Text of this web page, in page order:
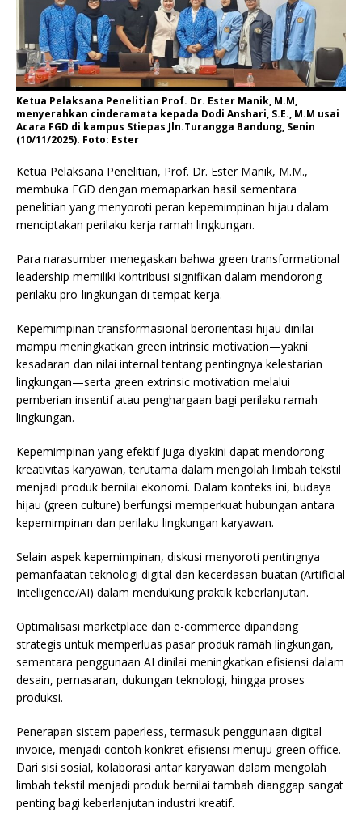
Ketua Pelaksana Penelitian Prof. Dr. Ester Manik, M.M,
menyerahkan cinderamata kepada Dodi Anshari, S.E., M.M usai
Acara FGD di kampus Stiepas Jln.Turangga Bandung, Senin
(10/11/2025). Foto: Ester
Ketua Pelaksana Penelitian, Prof. Dr. Ester Manik, M.M.,
membuka FGD dengan memaparkan hasil sementara
penelitian yang menyoroti peran kepemimpinan hijau dalam
menciptakan perilaku kerja ramah lingkungan.
Para narasumber menegaskan bahwa green transformational
leadership memiliki kontribusi signifikan dalam mendorong
perilaku pro-lingkungan di tempat kerja.
Kepemimpinan transformasional berorientasi hijau dinilai
mampu meningkatkan green intrinsic motivation—yakni
kesadaran dan nilai internal tentang pentingnya kelestarian
lingkungan—serta green extrinsic motivation melalui
pemberian insentif atau penghargaan bagi perilaku ramah
lingkungan.
Kepemimpinan yang efektif juga diyakini dapat mendorong
kreativitas karyawan, terutama dalam mengolah limbah tekstil
menjadi produk bernilai ekonomi. Dalam konteks ini, budaya
hijau (green culture) berfungsi memperkuat hubungan antara
kepemimpinan dan perilaku lingkungan karyawan.
Selain aspek kepemimpinan, diskusi menyoroti pentingnya
pemanfaatan teknologi digital dan kecerdasan buatan (Artificial
Intelligence/AI) dalam mendukung praktik keberlanjutan.
Optimalisasi marketplace dan e-commerce dipandang
strategis untuk memperluas pasar produk ramah lingkungan,
sementara penggunaan AI dinilai meningkatkan efisiensi dalam
desain, pemasaran, dukungan teknologi, hingga proses
produksi.
Penerapan sistem paperless, termasuk penggunaan digital
invoice, menjadi contoh konkret efisiensi menuju green office.
Dari sisi sosial, kolaborasi antar karyawan dalam mengolah
limbah tekstil menjadi produk bernilai tambah dianggap sangat
penting bagi keberlanjutan industri kreatif.